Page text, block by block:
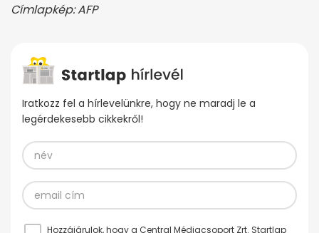
Címlapkép: AFP
Iratkozz fel a hírlevelünkre, hogy ne maradj le a
legérdekesebb cikkekről!
Hozzájárulok, hogy a Central Médiacsoport Zrt. Startlap